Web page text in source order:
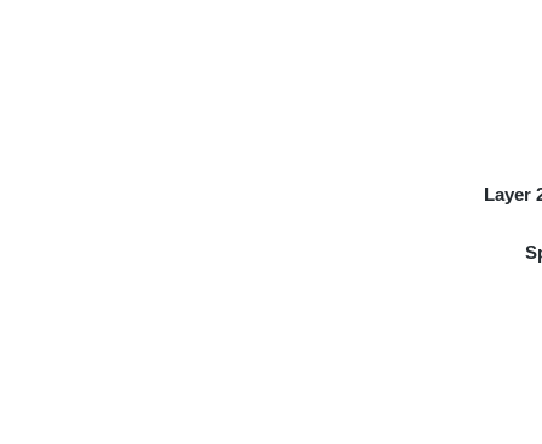
Layer